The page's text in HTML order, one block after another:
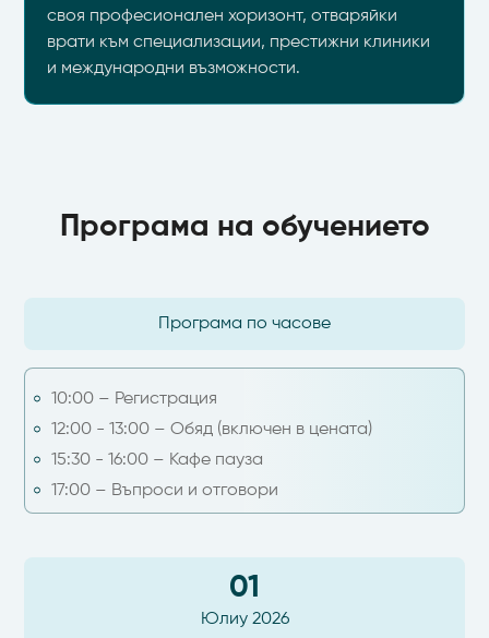
своя професионален хоризонт, отваряйки
врати към специализации, престижни клиники
и международни възможности.
Програма на обучението
Програма по часове
10:00 – Регистрация
12:00 - 13:00 – Обяд (включен в цената)
15:30 - 16:00 – Кафе пауза
17:00 – Въпроси и отговори
01
Юлиу 2026